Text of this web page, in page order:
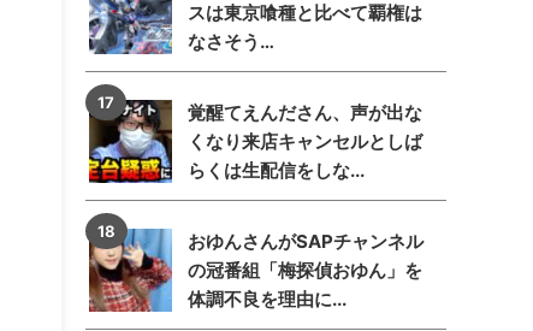
スは東京喰種と比べて覇権は
なさそう…
覚醒てえんださん、声が出な
くなり来店キャンセルとしば
らくは生配信をしな...
おゆんさんがSAPチャンネル
の冠番組「梅探偵おゆん」を
体調不良を理由に...